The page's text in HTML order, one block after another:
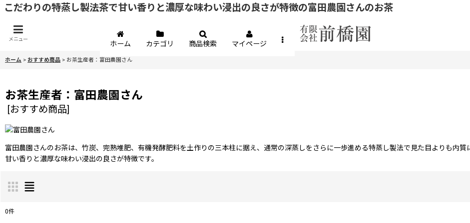
こだわりの特蒸し製法茶で甘い香りと濃厚な味わい浸出の良さが特徴の富田農園さんのお茶
メニュー
ホーム カテゴリ 商品検索 マイページ
ホーム > おすすめ商品 > お茶生産者：富田農園さん
お茶生産者：富田農園さん
[おすすめ商品]
富田農園さんのお茶は、竹炭、完熟堆肥、有機発酵肥料を土作りの三本柱に据え、通常の深蒸しをさらに一歩進める特蒸し製法で見た目よりも内質
甘い香りと濃厚な味わい浸出の良さが特徴です。
0件